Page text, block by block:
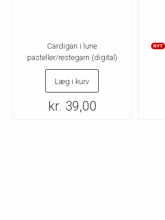
Cardigan i lune
pasteller/restegarn (digital)
Læg i kurv
kr. 39,00
NYT